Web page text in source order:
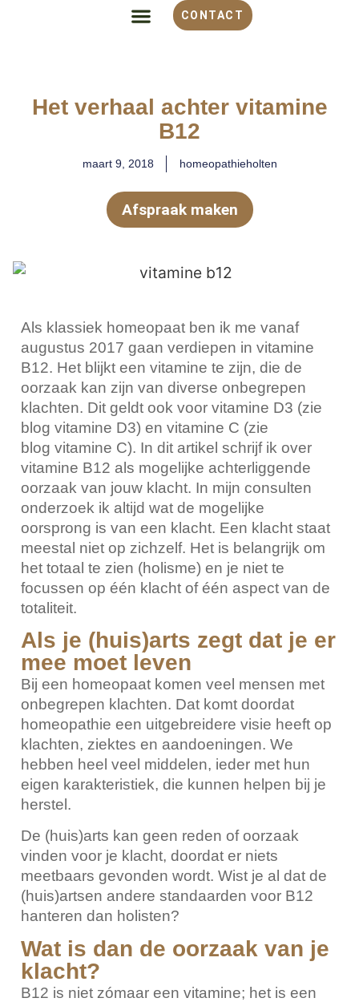
CONTACT
Het verhaal achter vitamine
B12
maart 9, 2018 homeopathieholten
Afspraak maken
Als klassiek homeopaat ben ik me vanaf
augustus 2017 gaan verdiepen in vitamine
B12. Het blijkt een vitamine te zijn, die de
oorzaak kan zijn van diverse onbegrepen
klachten. Dit geldt ook voor vitamine D3 (zie
blog vitamine D3) en vitamine C (zie
blog vitamine C). In dit artikel schrijf ik over
vitamine B12 als mogelijke achterliggende
oorzaak van jouw klacht. In mijn consulten
onderzoek ik altijd wat de mogelijke
oorsprong is van een klacht. Een klacht staat
meestal niet op zichzelf. Het is belangrijk om
het totaal te zien (holisme) en je niet te
focussen op één klacht of één aspect van de
totaliteit.
Als je (huis)arts zegt dat je er
mee moet leven
Bij een homeopaat komen veel mensen met
onbegrepen klachten. Dat komt doordat
homeopathie een uitgebreidere visie heeft op
klachten, ziektes en aandoeningen. We
hebben heel veel middelen, ieder met hun
eigen karakteristiek, die kunnen helpen bij je
herstel.
De (huis)arts kan geen reden of oorzaak
vinden voor je klacht, doordat er niets
meetbaars gevonden wordt. Wist je al dat de
(huis)artsen andere standaarden voor B12
hanteren dan holisten?
Wat is dan de oorzaak van je
klacht?
B12 is niet zómaar een vitamine; het is een